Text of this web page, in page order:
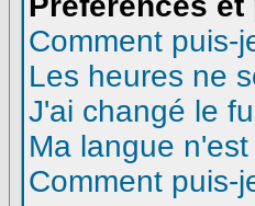
Comment puis-
Les heures ne
J'ai changé le
Ma langue
Comment puis-